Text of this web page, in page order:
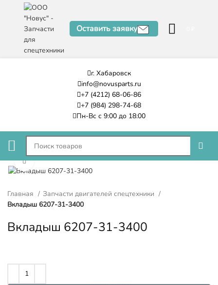
Оставить заявку
г. Хабаровск
info@novusparts.ru
+7 (4212) 68-06-86
+7 (984) 298-74-68
Пн-Вс с 9:00 до 18:00
Нажмите, чтобы увеличить
Главная
Запчасти двигателей спецтехники
Вкладыш 6207-31-3400
Вкладыш 6207-31-3400